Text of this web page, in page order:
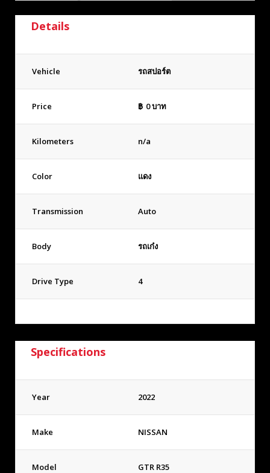
Details
Vehicle รถสปอร์ต
Price ฿ 0บาท
Kilometers n/a
Color แดง
Transmission Auto
Body รถเก๋ง
Drive Type 4
Specifications
Year 2022
Make NISSAN
Model GTR R35